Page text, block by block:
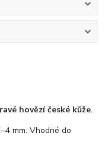
hovězí české kůže.
4 mm. Vhodné do